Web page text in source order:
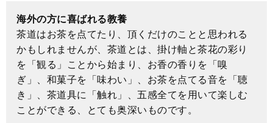
海外の方に喜ばれる教養
茶道はお茶を点てたり、頂くだけのことと思われる
かもしれませんが、茶道とは、掛け軸と茶花の彩り
を「観る」ことから始まり、お香の香りを「嗅
ぎ」、和菓子を「味わい」、お茶を点てる音を「聴
き」、茶道具に「触れ」、五感全てを用いて楽しむ
ことができる、とても奥深いものです。